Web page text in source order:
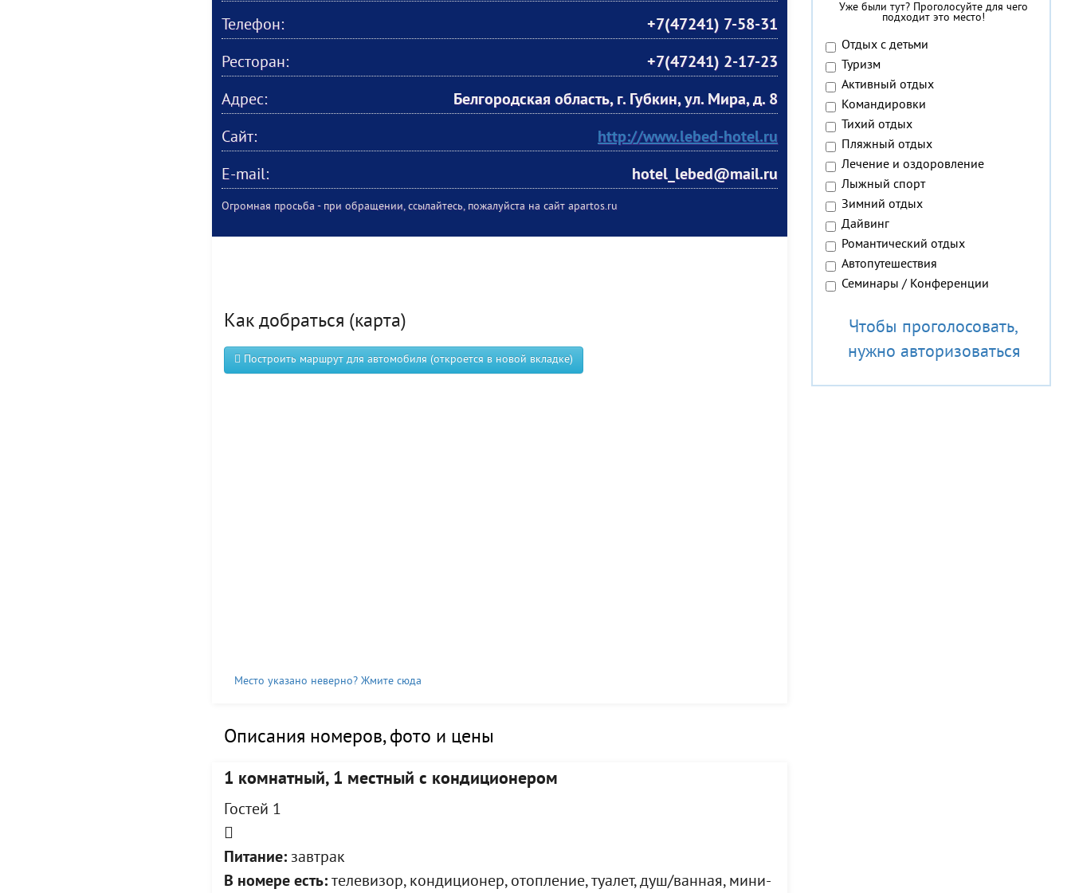
Телефон:
+7(47241) 7-58-31
Ресторан:
+7(47241) 2-17-23
Адрес:
Белгородская область, г. Губкин, ул. Мира, д. 8
Сайт:
http://www.lebed-hotel.ru
E-mail:
hotel_lebed@mail.ru
Огромная просьба - при обращении, ссылайтесь, пожалуйста на сайт apartos.ru
Как добраться (карта)
Построить маршрут для автомобиля (откроется в новой вкладке)
Место указано неверно? Жмите сюда
Описания номеров, фото и цены
1 комнатный, 1 местный с кондиционером
Гостей 1
Питание:завтрак
В номере есть:телевизор, кондиционер, отопление, туалет, душ/ванная, мини-
Уже были тут? Проголосуйте для чего
подходит это место!
Отдых с детьми
Туризм
Активный отдых
Командировки
Тихий отдых
Пляжный отдых
Лечение и оздоровление
Лыжный спорт
Зимний отдых
Дайвинг
Романтический отдых
Автопутешествия
Семинары / Конференции
Чтобы проголосовать,
нужно авторизоваться